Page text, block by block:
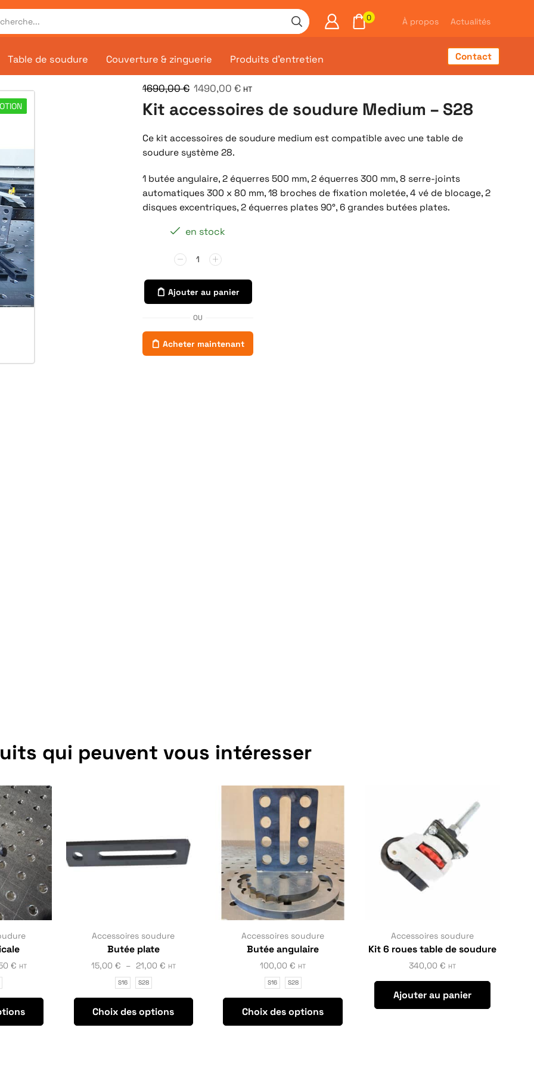
0 À propos Actualités
Table de soudure Couverture & zinguerie Produits d’entretien Contact
1690,00€ 1490,00 € HT
Kit accessoires de soudure Medium – S28
Ce kit accessoires de soudure medium est compatible avec une table de
soudure système 28.
1 butée angulaire, 2 équerres 500 mm, 2 équerres 300 mm, 8 serre-joints
automatiques 300 x 80 mm, 18 broches de fixation moletée, 4 vé de blocage, 2
disques excentriques, 2 équerres plates 90°, 6 grandes butées plates.
en stock
Ajouter au panier
OU
Acheter maintenant
qui peuvent vous intéresser
€ HT
Accessoires soudure
Butée plate
15,00 € – 21,00 € HT
S16 S28
Choix des options
Accessoires soudure
Butée angulaire
100,00€ HT
S16 S28
Choix des options
Accessoires soudure
Kit 6 roues table de soudure
340,00€ HT
Ajouter au panier